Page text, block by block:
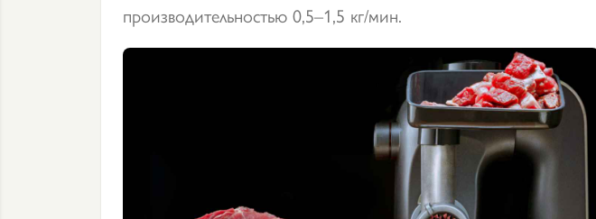
производительностью 0,5–1,5 кг/мин.